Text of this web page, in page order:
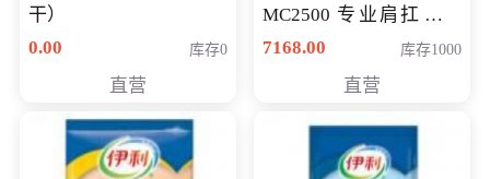
干）
0.00
库存0
直营
MC2500 专业肩扛式存
储卡全高清摄录一体机
清入门级摄像机
7168.00 库存1000
直营